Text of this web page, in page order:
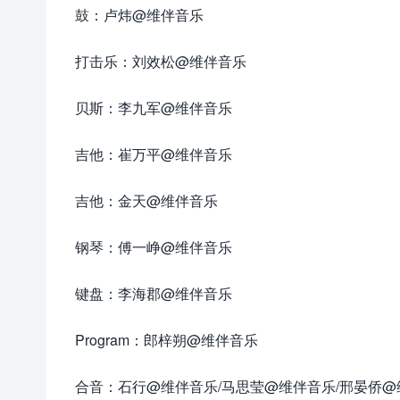
鼓：卢炜@维伴音乐
打击乐：刘效松@维伴音乐
贝斯：李九军@维伴音乐
吉他：崔万平@维伴音乐
吉他：金天@维伴音乐
钢琴：傅一峥@维伴音乐
键盘：李海郡@维伴音乐
Program：郎梓朔@维伴音乐
合音：石行@维伴音乐/马思莹@维伴音乐/邢晏侨